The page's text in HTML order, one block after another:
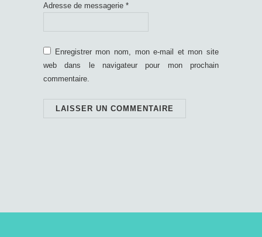
Adresse de messagerie *
Enregistrer mon nom, mon e-mail et mon site
web dans le navigateur pour mon prochain
commentaire.